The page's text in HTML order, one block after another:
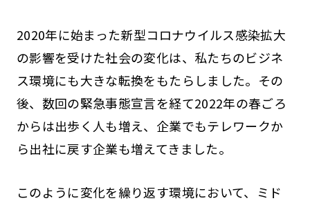
2020年に始まった新型コロナウイルス感染拡大
の影響を受けた社会の変化は、私たちのビジネ
ス環境にも大きな転換をもたらしました。その
後、数回の緊急事態宣言を経て2022年の春ごろ
からは出歩く人も増え、企業でもテレワークか
ら出社に戻す企業も増えてきました。
このように変化を繰り返す環境において、ミド